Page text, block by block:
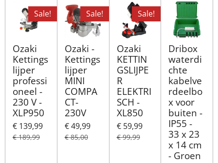
Sale!
Ozaki
Kettings
lijper
professi
oneel -
230 V -
XLP950
€ 139,99
€ 189,99
Sale!
Ozaki -
Kettings
lijper
MINI
COMPA
CT-
230V
€ 49,99
€ 85,00
Sale!
Ozaki
KETTIN
GSLIJPE
R
ELEKTRI
SCH -
XL850
€ 59,99
€ 99,99
Dribox
waterdi
chte
kabelve
rdeelbo
x voor
buiten -
IP55 -
33 x 23
x 14 cm
- Groen